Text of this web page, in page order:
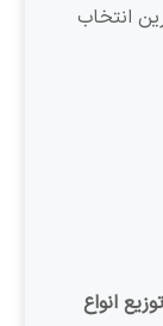
انتخاب
انواع